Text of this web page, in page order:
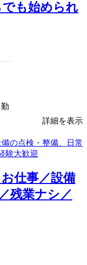
も始められ
詳細を表示
仕事／設備
残業ナシ／